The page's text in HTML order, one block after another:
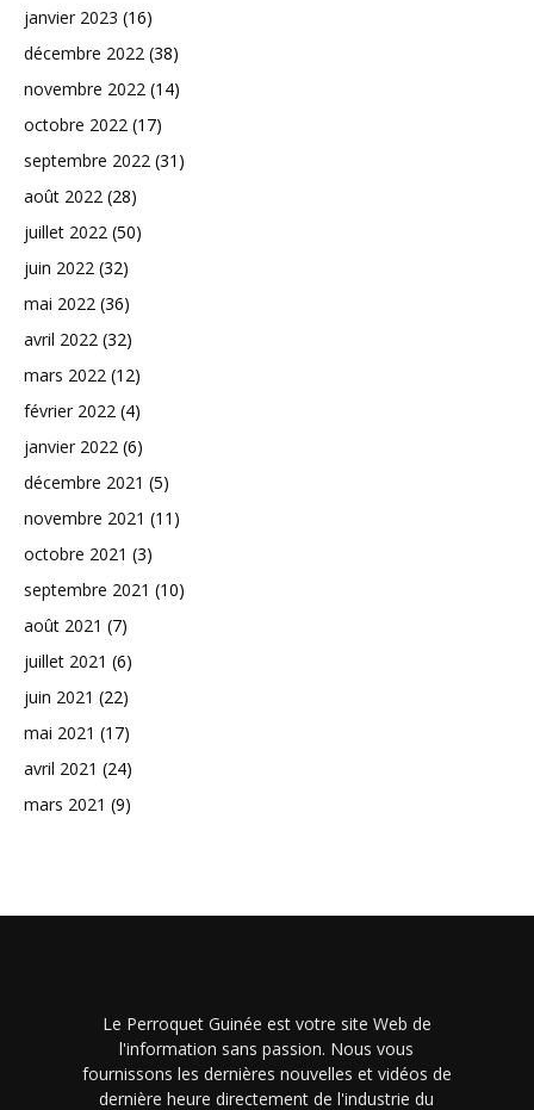
janvier 2023 (16)
décembre 2022 (38)
novembre 2022 (14)
octobre 2022 (17)
septembre 2022 (31)
août 2022 (28)
juillet 2022 (50)
juin 2022 (32)
mai 2022 (36)
avril 2022 (32)
mars 2022 (12)
février 2022 (4)
janvier 2022 (6)
décembre 2021 (5)
novembre 2021 (11)
octobre 2021 (3)
septembre 2021 (10)
août 2021 (7)
juillet 2021 (6)
juin 2021 (22)
mai 2021 (17)
avril 2021 (24)
mars 2021 (9)
Le Perroquet Guinée est votre site Web de
l'information sans passion. Nous vous
fournissons les dernières nouvelles et vidéos de
dernière heure directement de l'industrie du